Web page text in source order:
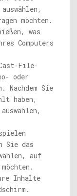
möchten.
was
Computers
File-
oder
Nachdem Sie
haben,
Sie das
auf
Inhalte